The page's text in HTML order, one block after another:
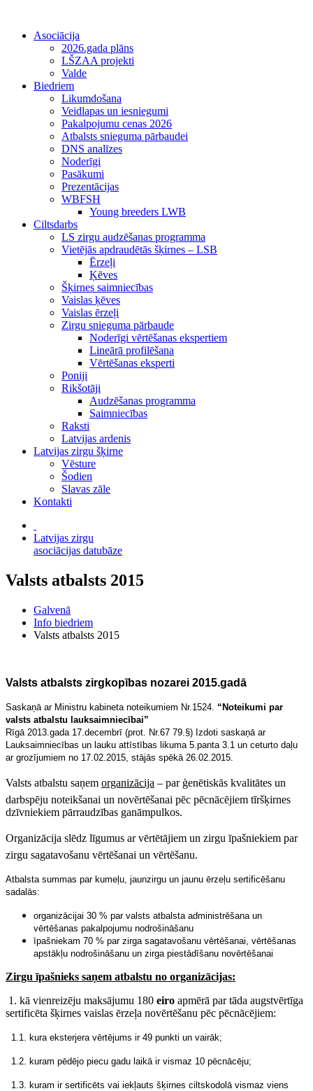
Asociācija
2026.gada plāns
LŠZAA projekti
Valde
Biedriem
Likumdošana
Veidlapas un iesniegumi
Pakalpojumu cenas 2026
Atbalsts snieguma pārbaudei
DNS analīzes
Noderīgi
Pasākumi
Prezentācijas
WBFSH
Young breeders LWB
Ciltsdarbs
LS zirgu audzēšanas programma
Vietējās apdraudētās šķirnes – LSB
Ērzeļi
Ķēves
Šķirnes saimniecības
Vaislas ķēves
Vaislas ērzeļi
Zirgu snieguma pārbaude
Noderīgi vērtēšanas ekspertiem
Lineārā profilēšana
Vērtēšanas eksperti
Poniji
Rikšotāji
Audzēšanas programma
Saimniecības
Raksti
Latvijas ardenis
Latvijas zirgu šķirne
Vēsture
Šodien
Slavas zāle
Kontakti
Latvijas zirgu
asociācijas datubāze
Valsts atbalsts 2015
Galvenā
Info biedriem
Valsts atbalsts 2015
Valsts atbalsts zirgkopības nozarei 2015.gadā
Saskaņā ar Ministru kabineta noteikumiem Nr.1524. “Noteikumi par
valsts atbalstu lauksaimniecībai”
Rīgā 2013.gada 17.decembrī (prot. Nr.67 79.§) Izdoti saskaņā ar
Lauksaimniecības un lauku attīstības likuma 5.panta 3.1 un ceturto daļu
ar grozījumiem no 17.02.2015, stājās spēkā 26.02.2015.
Valsts atbalstu saņem organizācija – par ģenētiskās kvalitātes un
darbspēju noteikšanai un novērtēšanai pēc pēcnācējiem tīršķirnes
dzīvniekiem pārraudzības ganāmpulkos.
Organizācija slēdz līgumus ar vērtētājiem un zirgu īpašniekiem par
zirgu sagatavošanu vērtēšanai un vērtēšanu.
Atbalsta summas par kumeļu, jaunzirgu un jaunu ērzeļu sertificēšanu
sadalās:
organizācijai 30 % par valsts atbalsta administrēšana un
vērtēšanas pakalpojumu nodrošināšanu
īpašniekam 70 % par zirga sagatavošanu vērtēšanai, vērtēšanas
apstākļu nodrošināšanu un zirga piestādīšanu novērtēšanai
Zirgu īpašnieks saņem atbalstu no organizācijas:
1. kā vienreizēju maksājumu 180 eiro apmērā par tāda augstvērtīga
sertificēta šķirnes vaislas ērzeļa novērtēšanu pēc pēcnācējiem:
1.1. kura eksterjera vērtējums ir 49 punkti un vairāk;
1.2. kuram pēdējo piecu gadu laikā ir vismaz 10 pēcnācēju;
1.3. kuram ir sertificēts vai iekļauts šķirnes ciltskodolā vismaz viens